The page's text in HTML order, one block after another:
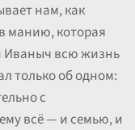
нам, как
манию, которая
Иваныч всю жизнь
только об одном:
с
всё — и семью, и